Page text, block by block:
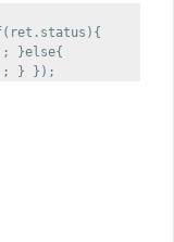
}else{
} });